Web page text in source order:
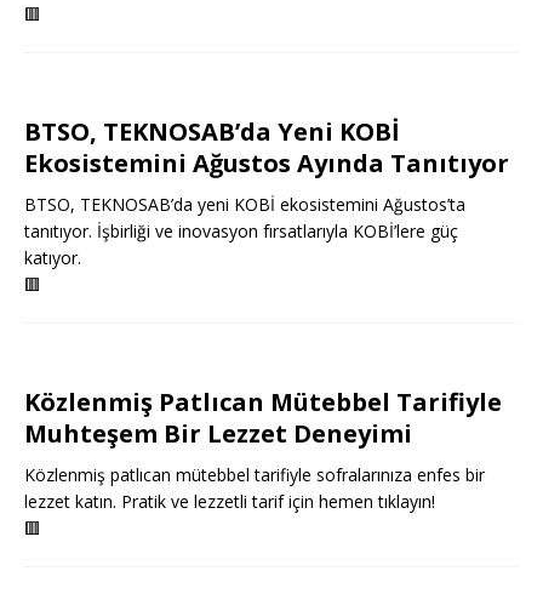
🟥
BTSO, TEKNOSAB’da Yeni KOBİ
Ekosistemini Ağustos Ayında Tanıtıyor
BTSO, TEKNOSAB’da yeni KOBİ ekosistemini Ağustos’ta
tanıtıyor. İşbirliği ve inovasyon fırsatlarıyla KOBİ’lere güç
katıyor.
🟥
Közlenmiş Patlıcan Mütebbel Tarifiyle
Muhteşem Bir Lezzet Deneyimi
Közlenmiş patlıcan mütebbel tarifiyle sofralarınıza enfes bir
lezzet katın. Pratik ve lezzetli tarif için hemen tıklayın!
🟥